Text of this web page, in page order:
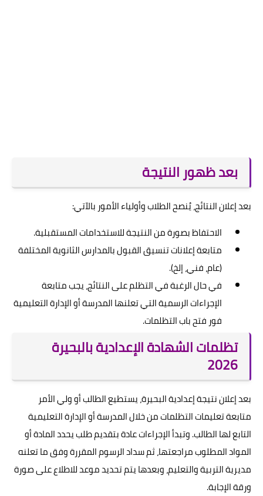
بعد ظهور النتيجة
بعد إعلان النتائج، يُنصح الطلاب وأولياء الأمور بالآتي:
الاحتفاظ بصورة من النتيجة للاستخدامات المستقبلية.
متابعة إعلانات تنسيق القبول بالمدارس الثانوية المختلفة
(عام، فني، إلخ).
في حال الرغبة في التظلم على النتائج، يجب متابعة
الإجراءات الرسمية التي تعلنها المدرسة أو الإدارة التعليمية
فور فتح باب التظلمات.
تظلمات الشهادة الإعدادية بالبحيرة
2026
بعد إعلان نتيجة إعدادية البحيرة، يستطيع الطالب أو ولي الأمر
متابعة تعليمات التظلمات من خلال المدرسة أو الإدارة التعليمية
التابع لها الطالب. وتبدأ الإجراءات عادة بتقديم طلب يحدد المادة أو
المواد المطلوب مراجعتها، ثم سداد الرسوم المقررة وفق ما تعلنه
مديرية التربية والتعليم، وبعدها يتم تحديد موعد للاطلاع على صورة
ورقة الإجابة.